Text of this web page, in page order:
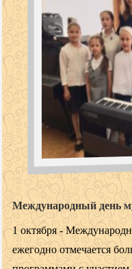
Международный день
1 октября -
ежегодно отмечается